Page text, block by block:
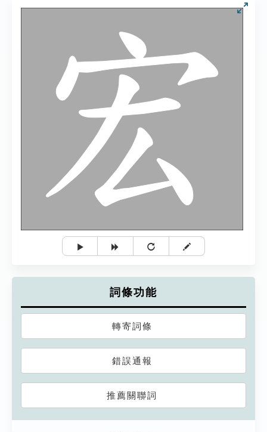
詞條功能
轉寄詞條
錯誤通報
推薦關聯詞